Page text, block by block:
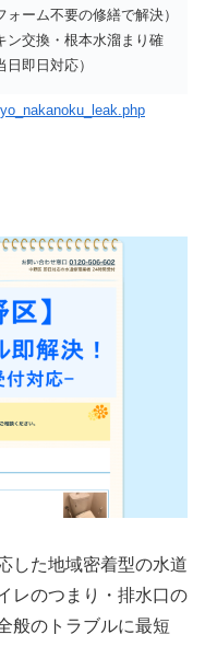
ーム不要の修繕で解決）
ン交換・根本水溜まり確
即日対応）
した地域密着型の水道
レのつまり・排水口の
般のトラブルに最短